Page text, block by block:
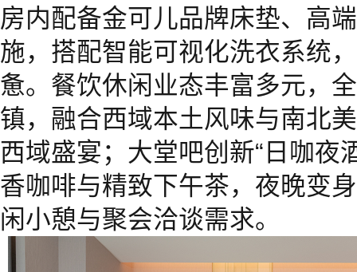
房内配备金可儿品牌床垫、高
施，搭配智能可视化洗衣系统
惫。餐饮休闲业态丰富多元，
镇，融合西域本土风味与南北
西域盛宴；大堂吧创新“日咖夜
香咖啡与精致下午茶，夜晚变
闲小憩与聚会洽谈需求。